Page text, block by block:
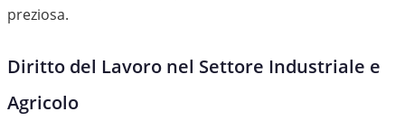
preziosa.
Diritto del Lavoro nel Settore Industriale e
Agricolo